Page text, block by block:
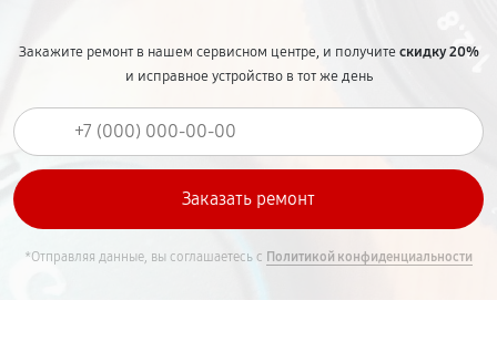
Закажите ремонт в нашем сервисном центре, и получитескидку 20%
и исправное устройство в тот же день
*Отправляя данные, вы соглашаетесь с Политикой конфиденциальности